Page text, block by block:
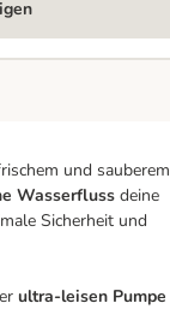
und sauberem
Wasserfluss deine
Sicherheit und
ultra-leisen Pumpe